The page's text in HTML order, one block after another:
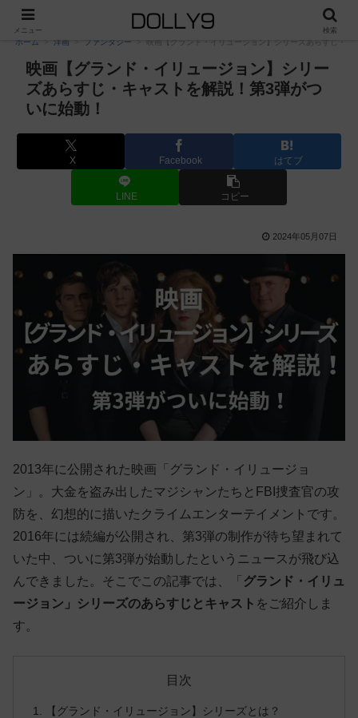
PR
ホーム 洋画 ファンタジー 映画【グランド・イリュージョン】シリーズあらすじ・
映画【グランド・イリュージョン】シリー
ズあらすじ・キャストを解説！第3弾がつ
いに始動！
X Facebook はてブ
LINE コピー
2024年05月07日
2013年に公開された映画「グランド・イリュージョ
ン」。大金を盗み出したマジシャンたちとFBI捜査官の攻
防を、幻想的に描いたクライムエンターテイメントです。
2016年には続編が公開され、第3弾の制作が待ち望まれて
いた中、ついに第3弾が始動したというニュースが飛び込
んできました。そこでこの記事では、「 グランド・イリュ
ージョン」シリーズのあらすじとキャスト をご紹介しま
す。
目次
【グランド・イリュージョン】シリーズとは？
メニュー 検索